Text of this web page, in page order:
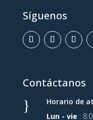
Síguenos
Contáctanos
}
Horario de
Lun - vie :